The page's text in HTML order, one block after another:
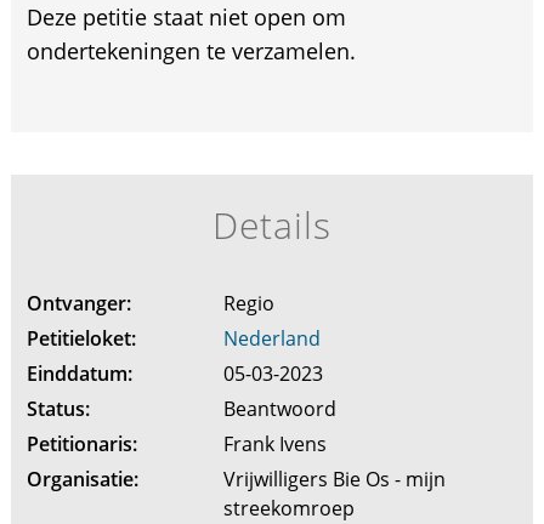
Deze petitie staat niet open om
ondertekeningen te verzamelen.
Details
Ontvanger:
Regio
Petitieloket:
Nederland
Einddatum:
05-03-2023
Status:
Beantwoord
Petitionaris:
Frank Ivens
Organisatie:
Vrijwilligers Bie Os - mijn
streekomroep